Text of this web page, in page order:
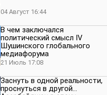
04 Август 16:44
В чем заключался
политический смысл IV
Шушинского глобального
медиафорума
21 Июль 17:08
Заснуть в одной реальности,
проснуться в другой…